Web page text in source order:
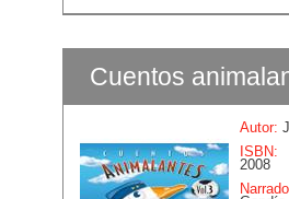
Cuentos
Autor:
ISBN:
2008